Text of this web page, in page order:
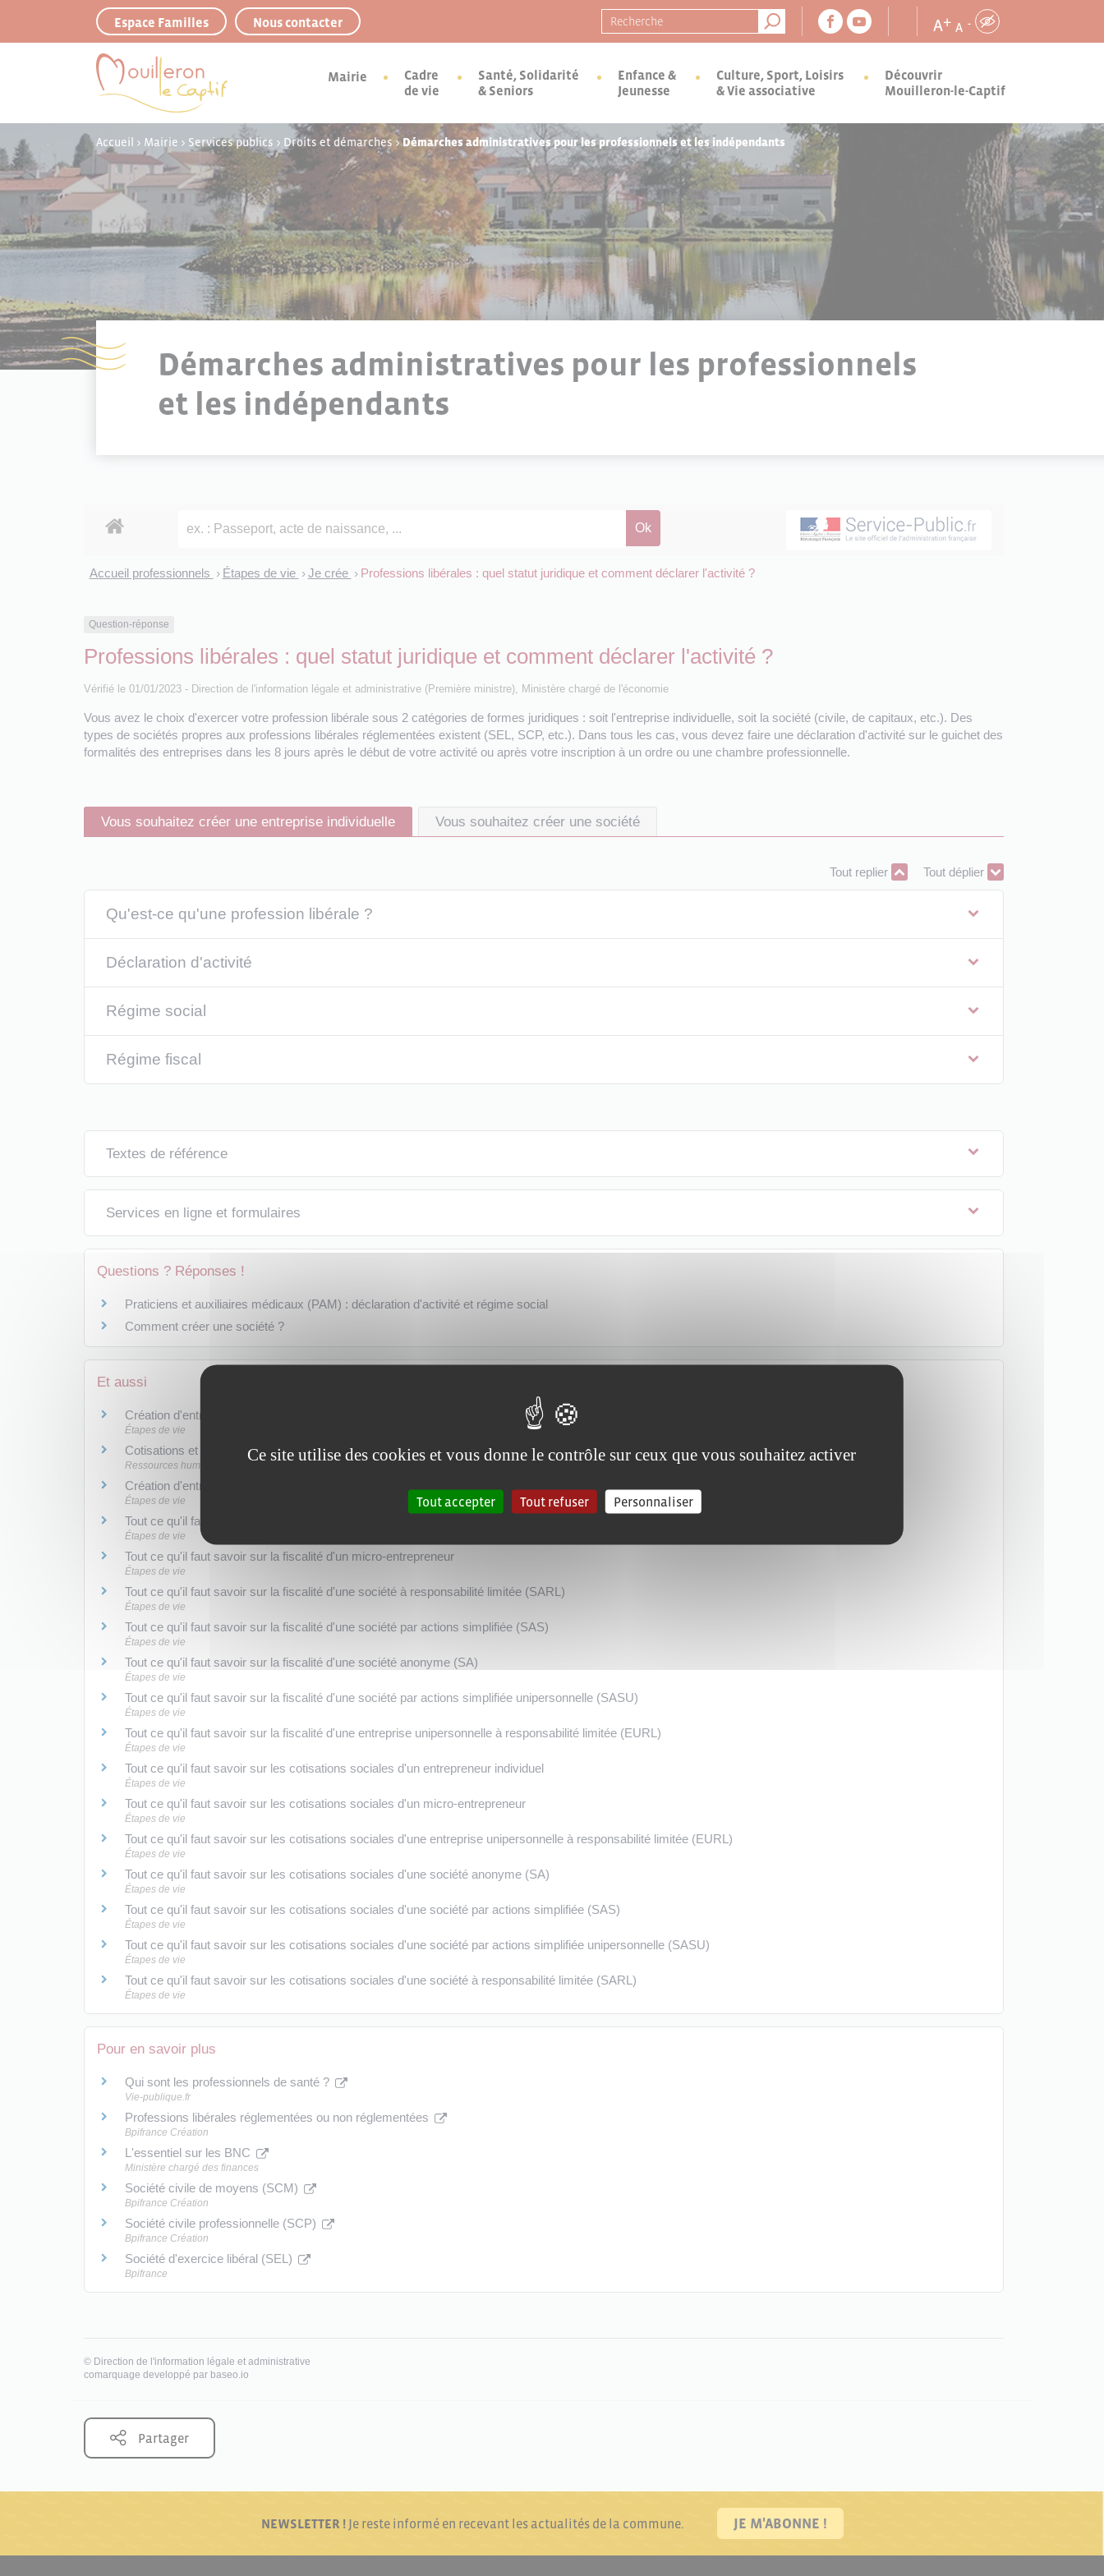
Espace Familles Nous contacter Recherche pour : A+ A -
Mairie
Cadre
de vie
Santé, Solidarité
& Seniors
Enfance &
Jeunesse
Culture, Sport, Loisirs
& Vie associative
Découvrir
Mouilleron-le-Captif
Accueil > Mairie > Services publics > Droits et démarches >Démarches administratives pour les professionnels et les indépendants
Démarches administratives pour les professionnels
et les indépendants
Accueil professionnels > Étapes de vie > Je crée > Professions libérales : quel statut juridique et comment déclarer l'activité ?
Question-réponse
Professions libérales : quel statut juridique et comment déclarer l'activité ?
Vérifié le 01/01/2023 - Direction de l'information légale et administrative (Première ministre), Ministère chargé de l'économie
Vous avez le choix d'exercer votre profession libérale sous 2 catégories de formes juridiques : soit l'entreprise individuelle, soit la société (civile, de capitaux, etc.). Des
types de sociétés propres aux professions libérales réglementées existent (SEL, SCP, etc.). Dans tous les cas, vous devez faire une déclaration d'activité sur le guichet des
formalités des entreprises dans les 8 jours après le début de votre activité ou après votre inscription à un ordre ou une chambre professionnelle.
Vous souhaitez créer une entreprise individuelle Vous souhaitez créer une société
Tout replier Tout déplier
Qu'est-ce qu'une profession libérale ?
Déclaration d'activité
Régime social
Régime fiscal
Textes de référence
Services en ligne et formulaires
Questions ? Réponses !
Praticiens et auxiliaires médicaux (PAM) : déclaration d'activité et régime social
Comment créer une société ?
Et aussi
Création d'entreprise : déterminer la nature de l'activité de votre entreprise
Étapes de vie
Cotisations et contributions sociales des professions libérales
Ressources humaines
Création d'entreprise : démarches supplémentaires si vous exercez une activité réglementée
Étapes de vie
Tout ce qu'il faut savoir sur la fiscalité d'un entrepreneur individuel
Étapes de vie
Tout ce qu'il faut savoir sur la fiscalité d'un micro-entrepreneur
Étapes de vie
Tout ce qu'il faut savoir sur la fiscalité d'une société à responsabilité limitée (SARL)
Étapes de vie
Tout ce qu'il faut savoir sur la fiscalité d'une société par actions simplifiée (SAS)
Étapes de vie
Tout ce qu'il faut savoir sur la fiscalité d'une société anonyme (SA)
Étapes de vie
Tout ce qu'il faut savoir sur la fiscalité d'une société par actions simplifiée unipersonnelle (SASU)
Étapes de vie
Tout ce qu'il faut savoir sur la fiscalité d'une entreprise unipersonnelle à responsabilité limitée (EURL)
Étapes de vie
Tout ce qu'il faut savoir sur les cotisations sociales d'un entrepreneur individuel
Étapes de vie
Tout ce qu'il faut savoir sur les cotisations sociales d'un micro-entrepreneur
Étapes de vie
Tout ce qu'il faut savoir sur les cotisations sociales d'une entreprise unipersonnelle à responsabilité limitée (EURL)
Étapes de vie
Tout ce qu'il faut savoir sur les cotisations sociales d'une société anonyme (SA)
Étapes de vie
Tout ce qu'il faut savoir sur les cotisations sociales d'une société par actions simplifiée (SAS)
Étapes de vie
Tout ce qu'il faut savoir sur les cotisations sociales d'une société par actions simplifiée unipersonnelle (SASU)
Étapes de vie
Tout ce qu'il faut savoir sur les cotisations sociales d'une société à responsabilité limitée (SARL)
Étapes de vie
Pour en savoir plus
Qui sont les professionnels de santé ?
Vie-publique.fr
Professions libérales réglementées ou non réglementées
Bpifrance Création
L'essentiel sur les BNC
Ministère chargé des finances
Société civile de moyens (SCM)
Bpifrance Création
Société civile professionnelle (SCP)
Bpifrance Création
Société d'exercice libéral (SEL)
Bpifrance
© Direction de l'information légale et administrative
comarquage developpé par baseo.io
Partager
NEWSLETTER !Je reste informé en recevant les actualités de la commune. JE M'ABONNE !
Panneau de gestion des cookies
Ce site utilise des cookies et vous donne le contrôle sur ceux que vous souhaitez activer
Tout accepter Tout refuser Personnaliser